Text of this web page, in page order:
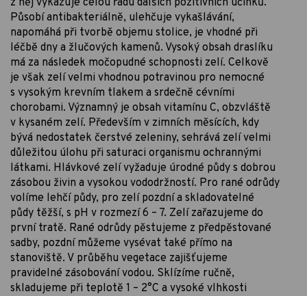
Působí antibakteriálně, ulehčuje vykašlávání,
napomáhá při tvorbě objemu stolice, je vhodné při
léčbě dny a žlučových kamenů. Vysoký obsah draslíku
má za následek močopudné schopnosti zelí. Celkově
je však zelí velmi vhodnou potravinou pro nemocné
s vysokým krevním tlakem a srdečně cévními
chorobami. Významný je obsah vitamínu C, obzvláště
v kysaném zelí. Především v zimních měsících, kdy
bývá nedostatek čerstvé zeleniny, sehrává zelí velmi
důležitou úlohu při saturaci organismu ochrannými
látkami. Hlávkové zelí vyžaduje úrodné půdy s dobrou
zásobou živin a vysokou vododržností. Pro rané odrůdy
volíme lehčí půdy, pro zelí pozdní a skladovatelné
půdy těžší, s pH v rozmezí 6 – 7. Zelí zařazujeme do
první tratě. Rané odrůdy pěstujeme z předpěstované
sadby, pozdní můžeme vysévat také přímo na
stanoviště. V průběhu vegetace zajišťujeme
pravidelné zásobování vodou. Sklízíme ručně,
skladujeme při teplotě 1 – 2°C a vysoké vlhkosti